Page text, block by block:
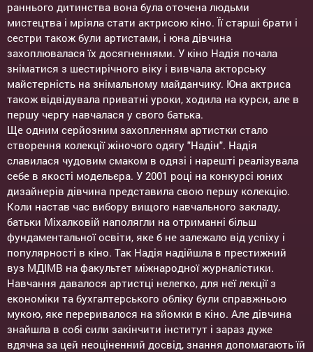
раннього дитинства вона була оточена людьми
мистецтва і мріяла стати актрисою кіно. Її старші брати і
сестри також були артистами, і юна дівчина
захоплювалася їх досягненнями. У кіно Надія почала
зніматися з шестирічного віку і вивчала акторську
майстерність на знімальному майданчику. Юна актриса
також відвідувала приватні уроки, ходила на курси, але в
першу чергу навчалася у свого батька.
Ще одним серйозним захопленням артистки стало
створення колекції жіночого одягу "Надін". Надія
славилася чудовим смаком в одязі і нарешті реалізувала
себе в якості модельєра. У 2001 році на конкурсі юних
дизайнерів дівчина представила свою першу колекцію.
Коли настав час вибору вищого навчального закладу,
батьки Міхалковій наполягли на отриманні більш
фундаментальної освіти, яке б не залежало від успіху і
популярності в кіно. Так Надія надійшла в престижний
вуз МДІМВ на факультет міжнародної журналістики.
Навчання давалося артистці нелегко, для неї лекції з
економіки та бухгалтерського обліку були справжньою
мукою, яке переривалося на зйомки в кіно. Але дівчина
знайшла в собі сили закінчити інститут і зараз дуже
вдячна за цей неоціненний досвід, знання допомагають їй